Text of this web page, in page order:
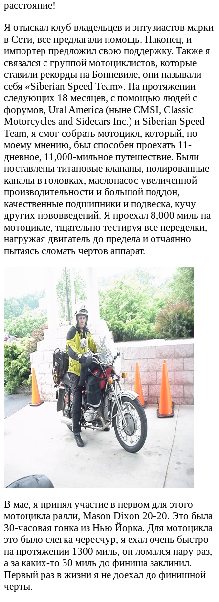
расстояние!
Я отыскал клуб владельцев и энтузиастов марки
в Сети, все предлагали помощь. Наконец, и
импортер предложил свою поддержку. Также я
связался с группой мотоциклистов, которые
ставили рекорды на Бонневиле, они называли
себя «Siberian Speed Team». На протяжении
следующих 18 месяцев, с помощью людей с
форумов, Ural America (ныне CMSI, Classic
Motorcycles and Sidecars Inc.) и Siberian Speed
Team, я смог собрать мотоцикл, который, по
моему мнению, был способен проехать 11-
дневное, 11,000-мильное путешествие. Были
поставлены титановые клапаны, полированные
каналы в головках, маслонасос увеличенной
производительности и большой поддон,
качественные подшипники и подвеска, кучу
других нововведений. Я проехал 8,000 миль на
мотоцикле, тщательно тестируя все переделки,
нагружая двигатель до предела и отчаянно
пытаясь сломать чертов аппарат.
В мае, я принял участие в первом для этого
мотоцикла ралли, Mason Dixon 20-20. Это была
30-часовая гонка из Нью Йорка. Для мотоцикла
это было слегка чересчур, я ехал очень быстро
на протяжении 1300 миль, он ломался пару раз,
а за каких-то 30 миль до финиша заклинил.
Первый раз в жизни я не доехал до финишной
черты.